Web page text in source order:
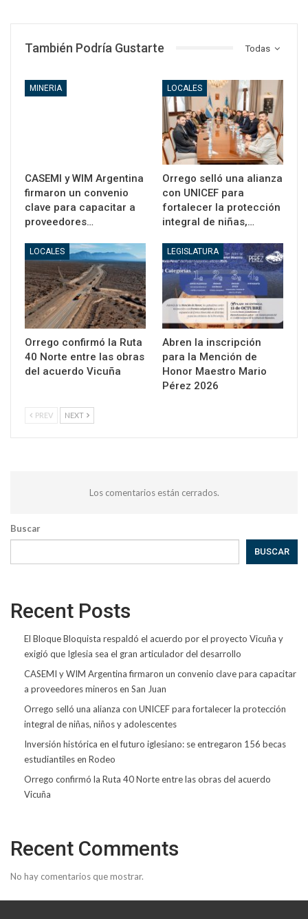
Todas
También Podría Gustarte
MINERIA
CASEMI y WIM Argentina
firmaron un convenio
clave para capacitar a
proveedores…
LOCALES
Orrego selló una alianza
con UNICEF para
fortalecer la protección
integral de niñas,…
LOCALES
Orrego confirmó la Ruta
40 Norte entre las obras
del acuerdo Vicuña
LEGISLATURA
Abren la inscripción
para la Mención de
Honor Maestro Mario
Pérez 2026
PREV NEXT
Los comentarios están cerrados.
Buscar
BUSCAR
Recent Posts
El Bloque Bloquista respaldó el acuerdo por el proyecto Vicuña y
exigió que Iglesia sea el gran articulador del desarrollo
CASEMI y WIM Argentina firmaron un convenio clave para capacitar
a proveedores mineros en San Juan
Orrego selló una alianza con UNICEF para fortalecer la protección
integral de niñas, niños y adolescentes
Inversión histórica en el futuro iglesiano: se entregaron 156 becas
estudiantiles en Rodeo
Orrego confirmó la Ruta 40 Norte entre las obras del acuerdo
Vicuña
Recent Comments
No hay comentarios que mostrar.